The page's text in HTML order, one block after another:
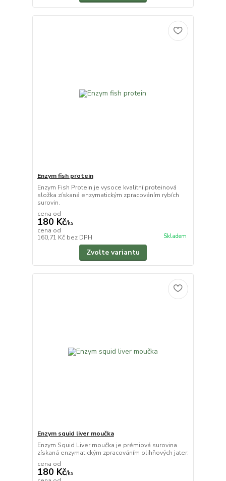
Enzym fish protein
Enzym Fish Protein je vysoce kvalitní proteinová
složka získaná enzymatickým zpracováním rybích
surovin.
cena od
180 Kč/ks
cena od
160,71 Kč bez DPH Skladem
Zvolte variantu
Enzym squid liver moučka
Enzym Squid Liver moučka je prémiová surovina
získaná enzymatickým zpracováním olihňových jater.
cena od
180 Kč/ks